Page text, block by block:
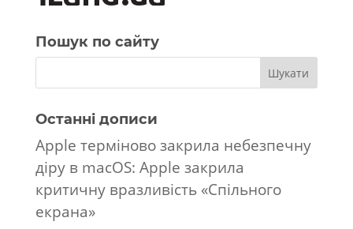
Пошук по сайту
Останні дописи
Apple терміново закрила небезпечну
діру в macOS: Apple закрила
критичну вразливість «Спільного
екрана»